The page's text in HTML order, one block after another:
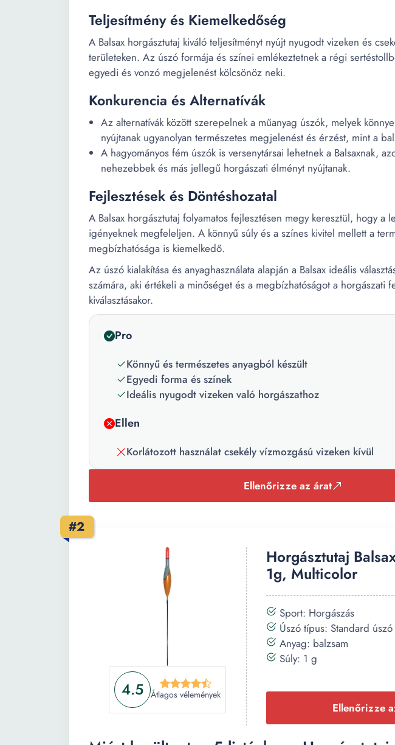
Teljesítmény és Kiemelkedőség
A Balsax horgásztutaj kiváló teljesítményt nyújt nyugodt vizeken és
területeken. Az úszó formája és színei emlékeztetnek a régi
egyedi és vonzó megjelenést kölcsönöz neki.
Konkurencia és Alternatívák
Az alternatívák között szerepelnek a műanyag úszók, melyek
nyújtanak ugyanolyan természetes megjelenést és érzést, mint a
A hagyományos fém úszók is versenytársai lehetnek a Balsaxnak,
nehezebbek és más jellegű horgászati élményt nyújtanak.
Fejlesztések és Döntéshozatal
A Balsax horgásztutaj folyamatos fejlesztésen megy keresztül, hogy a
igényeknek megfeleljen. A könnyű súly és a színes kivitel mellett a
megbízhatósága is kiemelkedő.
Az úszó kialakítása és anyaghasználata alapján a Balsax ideális
számára, aki értékeli a minőséget és a megbízhatóságot a horgászati
kiválasztásakor.
Pro
Könnyű és természetes anyagból készült
Egyedi forma és színek
Ideális nyugodt vizeken való horgászathoz
Ellen
Korlátozott használat csekély vízmozgású vizeken kívül
Ellenőrizze az árat
#2
4.5 Átlagos vélemények
Horgásztutaj
1g, Multicolor
Sport: Horgászás
Úszó típus: Standard úszó
Anyag: balzsam
Súly: 1 g
Ellenőrizze